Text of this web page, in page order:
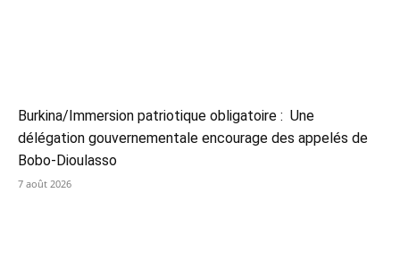
Burkina/Immersion patriotique obligatoire : Une
délégation gouvernementale encourage des appelés de
Bobo-Dioulasso
7 août 2026